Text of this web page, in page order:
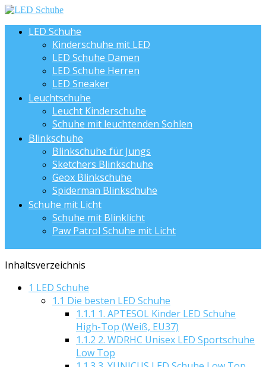
LED Schuhe
Kinderschuhe mit LED
LED Schuhe Damen
LED Schuhe Herren
LED Sneaker
Leuchtschuhe
Leucht Kinderschuhe
Schuhe mit leuchtenden Sohlen
Blinkschuhe
Blinkschuhe für Jungs
Sketchers Blinkschuhe
Geox Blinkschuhe
Spiderman Blinkschuhe
Schuhe mit Licht
Schuhe mit Blinklicht
Paw Patrol Schuhe mit Licht
Inhaltsverzeichnis
1 LED Schuhe
1.1 Die besten LED Schuhe
1.1.1 1. APTESOL Kinder LED Schuhe
High-Top (Weiß, EU37)
1.1.2 2. WDRHC Unisex LED Sportschuhe
Low Top